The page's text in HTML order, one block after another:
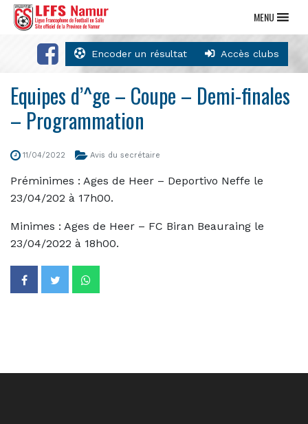
Encoder un résultat Accès clubs
MENU
Equipes d’^ge – Coupe – Demi-finales
– Programmation
11/04/2022 Avis du secrétaire
Préminimes : Ages de Heer – Deportivo Neffe le
23/04/202 à 17h00.
Minimes : Ages de Heer – FC Biran Beauraing le
23/04/2022 à 18h00.